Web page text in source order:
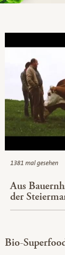
1381 mal gesehen
Aus
der
Bio-